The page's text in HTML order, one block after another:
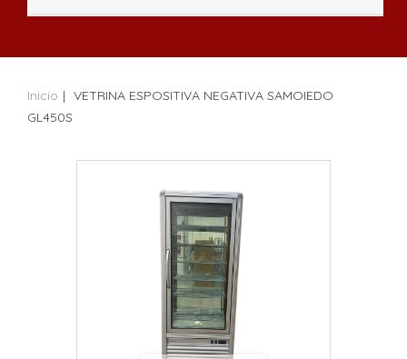
Inicio | VETRINA ESPOSITIVA NEGATIVA SAMOIEDO
GL450S